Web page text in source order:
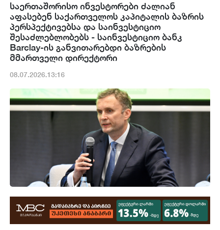
საერთაშორისო ინვესტორები ძალიან
აფასებენ საქართველოს კაპიტალის ბაზრის
პერსპექტივებსა და საინვესტიციო
შესაძლებლობებს - საინვესტიციო ბანკ
Barclay-ის განვითარებდი ბაზრების
მმართველი დირექტორი
08.07.2026.13:16